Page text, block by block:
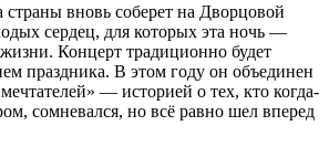
страны вновь соберет на Дворцовой
сердец, для которых эта ночь —
Концерт традиционно будет
праздника. В этом году он объединен
— историей о тех, кто когда-
сомневался, но всё равно шел вперед